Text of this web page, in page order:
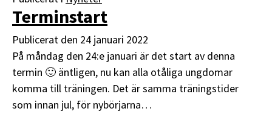
Terminstart
Publicerat den 24 januari 2022
På måndag den 24:e januari är det start av denna
termin 🙂 äntligen, nu kan alla otåliga ungdomar
komma till träningen. Det är samma träningstider
som innan jul, för nybörjarna…